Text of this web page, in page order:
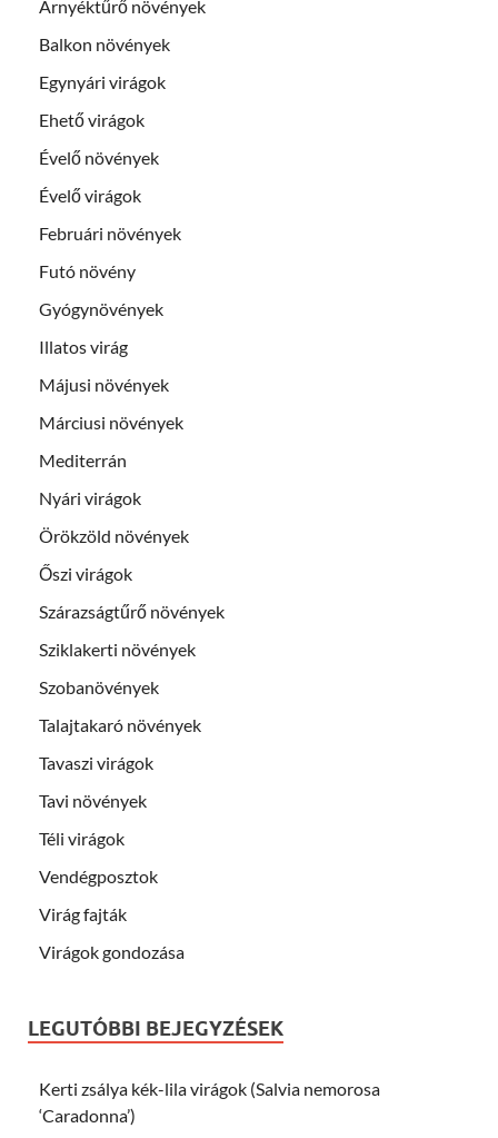
Árnyéktűrő növények
Balkon növények
Egynyári virágok
Ehető virágok
Évelő növények
Évelő virágok
Februári növények
Futó növény
Gyógynövények
Illatos virág
Májusi növények
Márciusi növények
Mediterrán
Nyári virágok
Örökzöld növények
Őszi virágok
Szárazságtűrő növények
Sziklakerti növények
Szobanövények
Talajtakaró növények
Tavaszi virágok
Tavi növények
Téli virágok
Vendégposztok
Virág fajták
Virágok gondozása
LEGUTÓBBI BEJEGYZÉSEK
Kerti zsálya kék-lila virágok (Salvia nemorosa
‘Caradonna’)